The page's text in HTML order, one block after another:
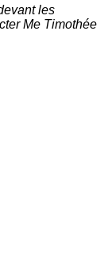
les
Me Timothée